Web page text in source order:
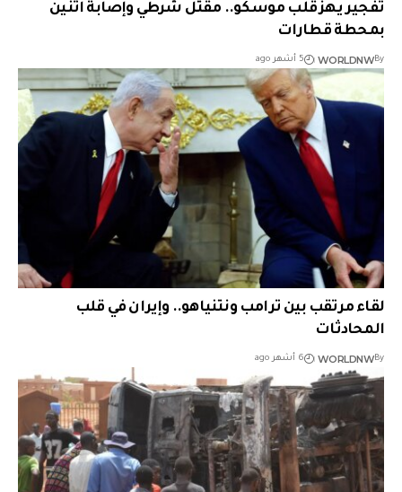
تفجير يهز قلب موسكو.. مقتل شرطي وإصابة اثنين
بمحطة قطارات
By
WORLDNW 5 أشهر ago
لقاء مرتقب بين ترامب ونتنياهو.. وإيران في قلب
المحادثات
By
WORLDNW 6 أشهر ago